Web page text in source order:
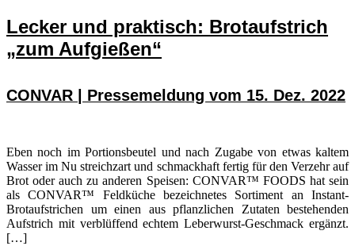
Lecker und praktisch: Brotaufstrich
„zum Aufgießen“
CONVAR | Pressemeldung vom 15. Dez. 2022
Eben noch im Portionsbeutel und nach Zugabe von etwas kaltem
Wasser im Nu streichzart und schmackhaft fertig für den Verzehr auf
Brot oder auch zu anderen Speisen: CONVAR™ FOODS hat sein
als CONVAR™ Feldküche bezeichnetes Sortiment an Instant-
Brotaufstrichen um einen aus pflanzlichen Zutaten bestehenden
Aufstrich mit verblüffend echtem Leberwurst-Geschmack ergänzt.
[…]